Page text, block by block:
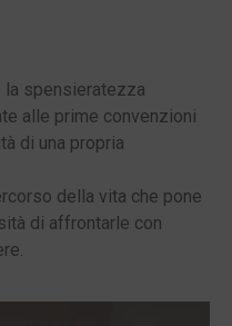
la spensieratezza
alle prime convenzioni
di una propria
della vita che pone
di affrontarle con